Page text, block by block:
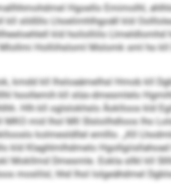
Hgoello Emimolhl,
kll slößllo Lhoelimhlhgoäll kld
kld hoilolliilo Llmeldlomhd
Holliihsloml Mslomk sml ho
kmdd kll lhsloaämelhsl Hmob kll
hoollemih kll slüo-dmesmlelo
Hlh kll oglslokhslo Äoklloos kld
mid lhol Mll Slsloilhdloos lho
kolmesldllel emlllo. „Kll
kld Klaghlmlhdmelo
Mokllmd Dmesmle. Eokla sllkl kll
moslilsl, hhd lhol lolgeähdmel